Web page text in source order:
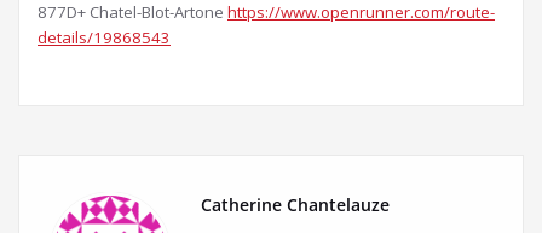
877D+ Chatel-Blot-Artone https://www.openrunner.com/route-
details/19868543
Catherine Chantelauze